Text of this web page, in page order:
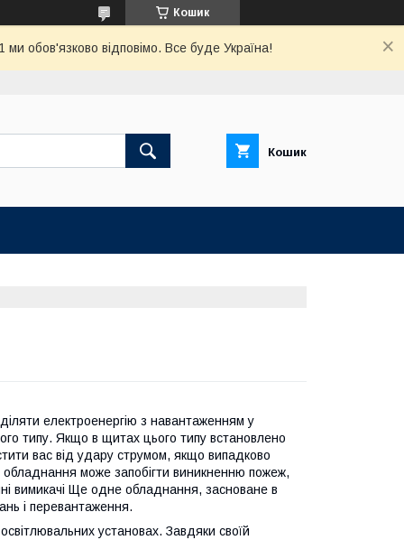
Кошик
обов'язково відповімо. Все буде Україна!
Кошик
електроенергію з навантаженням у
типу. Якщо в щитах цього типу встановлено
вас від удару струмом, якщо випадково
може запобігти виникненню пожеж,
вимикачі Ще одне обладнання, засноване в
і перевантаження.
установах. Завдяки своїй